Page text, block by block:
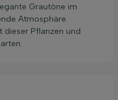
Grautöne im
Atmosphäre.
dieser Pflanzen und